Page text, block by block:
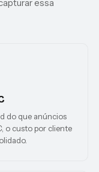
essa
do que anúncios
o custo por cliente